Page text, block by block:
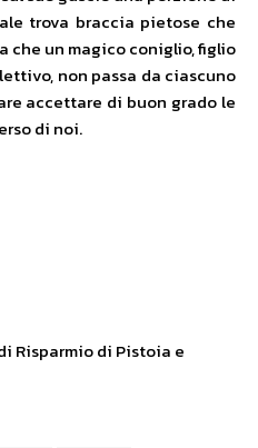
trova braccia pietose che
che un magico coniglio, figlio
non passa da ciascuno
accettare di buon grado le
di noi.
Risparmio di Pistoia e